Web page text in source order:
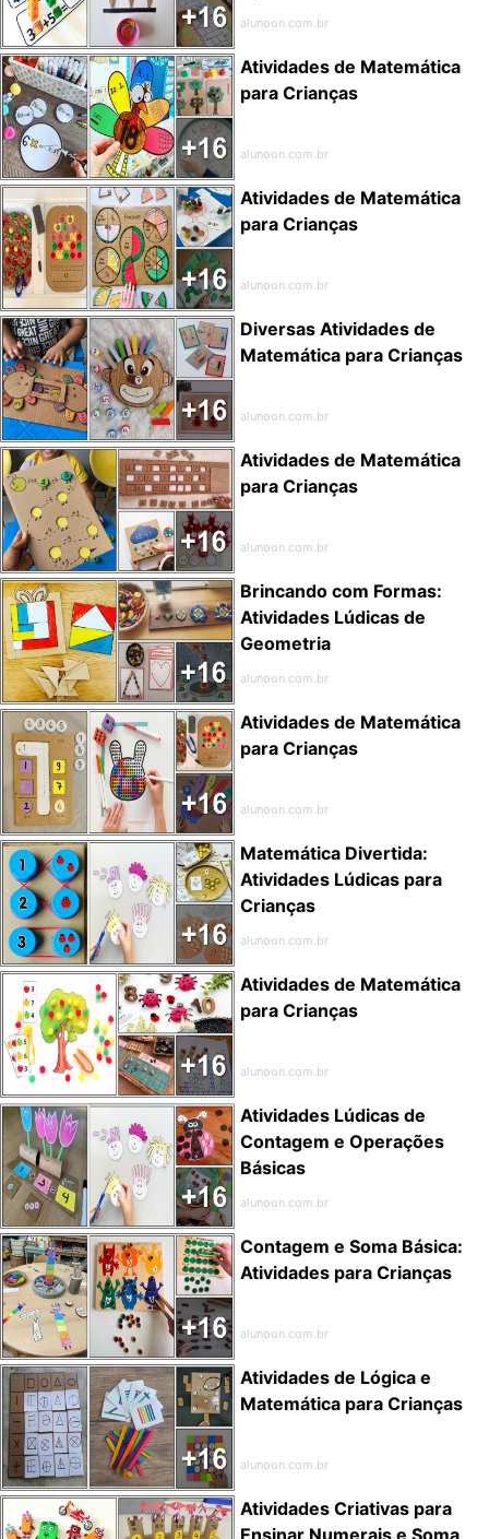
alunoon.com.br
Atividades de Matemática
para Crianças
alunoon.com.br
Atividades de Matemática
para Crianças
alunoon.com.br
Diversas Atividades de
Matemática para Crianças
alunoon.com.br
Atividades de Matemática
para Crianças
alunoon.com.br
Brincando com Formas:
Atividades Lúdicas de
Geometria
alunoon.com.br
Atividades de Matemática
para Crianças
alunoon.com.br
Matemática Divertida:
Atividades Lúdicas para
Crianças
alunoon.com.br
Atividades de Matemática
para Crianças
alunoon.com.br
Atividades Lúdicas de
Contagem e Operações
Básicas
alunoon.com.br
Contagem e Soma Básica:
Atividades para Crianças
alunoon.com.br
Atividades de Lógica e
Matemática para Crianças
alunoon.com.br
Atividades Criativas para
Ensinar Numerais e Soma